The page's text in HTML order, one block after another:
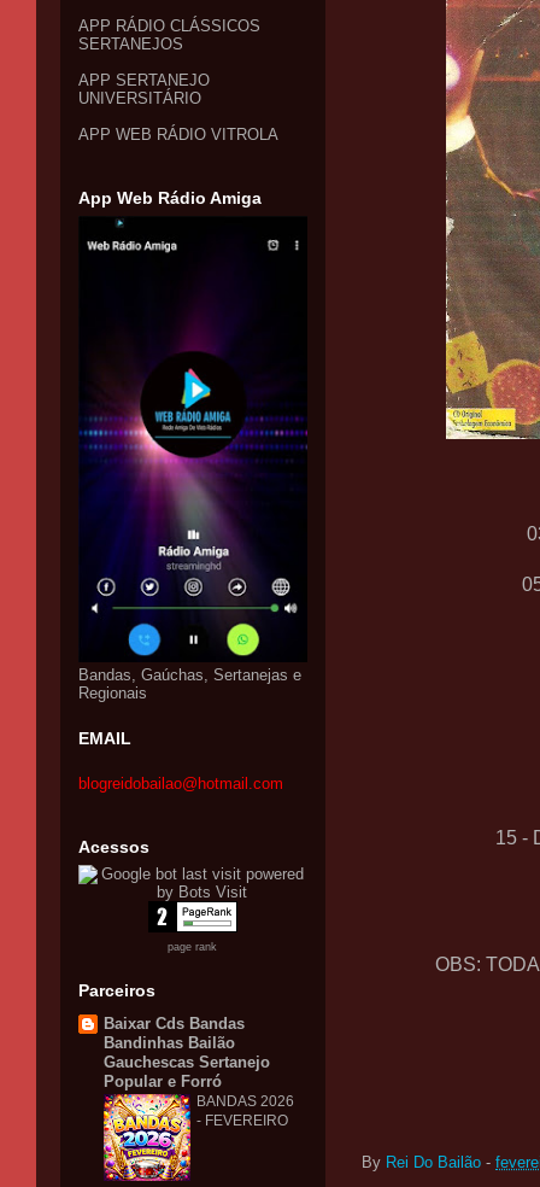
15 -
OBS:
By Rei Do Bailão -
APP RÁDIO CLÁSSICOS
SERTANEJOS
APP SERTANEJO
UNIVERSITÁRIO
APP WEB RÁDIO VITROLA
App Web Rádio Amiga
Bandas, Gaúchas, Sertanejas e
Regionais
EMAIL
blogreidobailao@hotmail.com
Acessos
page rank
Parceiros
Baixar Cds Bandas
Bandinhas Bailão
Gauchescas Sertanejo
Popular e Forró
BANDAS 2026
- FEVEREIRO